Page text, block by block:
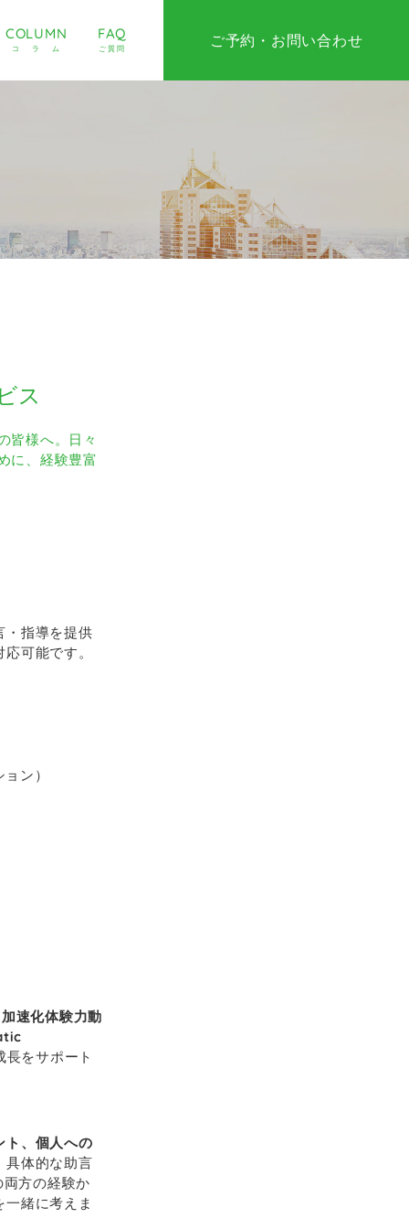
COLUMN
コラム
FAQ
ご質問 ご予約・お問い合わせ
ス
皆様へ。日々
に、経験豊富
・指導を提供
可能です。
ン）
速化体験力動
をサポート
ト、個人への
具体的な助言
方の経験か
緒に考えま